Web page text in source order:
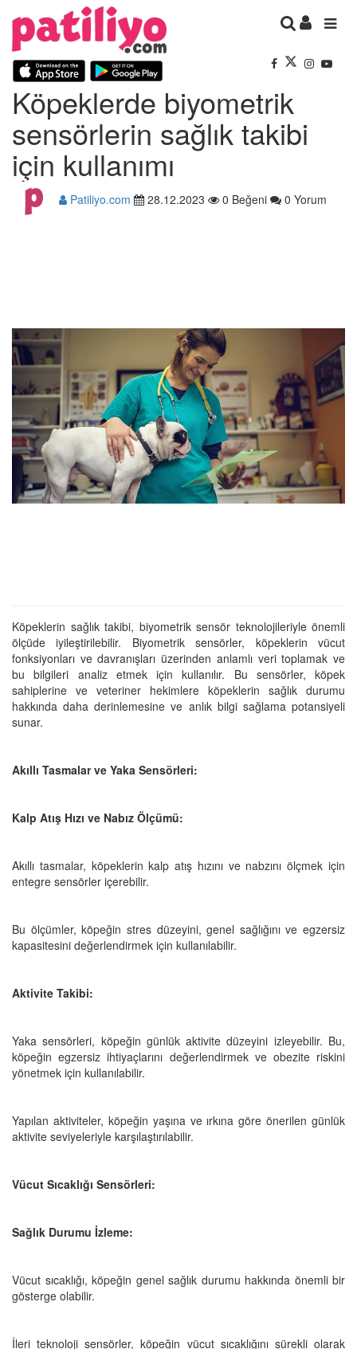
Köpeklerde biyometrik
sensörlerin sağlık takibi
için kullanımı
Patiliyo.com 28.12.2023 0 Beğeni 0 Yorum
Köpeklerin sağlık takibi, biyometrik sensör teknolojileriyle önemli
ölçüde iyileştirilebilir. Biyometrik sensörler, köpeklerin vücut
fonksiyonları ve davranışları üzerinden anlamlı veri toplamak ve
bu bilgileri analiz etmek için kullanılır. Bu sensörler, köpek
sahiplerine ve veteriner hekimlere köpeklerin sağlık durumu
hakkında daha derinlemesine ve anlık bilgi sağlama potansiyeli
sunar.
Akıllı Tasmalar ve Yaka Sensörleri:
Kalp Atış Hızı ve Nabız Ölçümü:
Akıllı tasmalar, köpeklerin kalp atış hızını ve nabzını ölçmek için
entegre sensörler içerebilir.
Bu ölçümler, köpeğin stres düzeyini, genel sağlığını ve egzersiz
kapasitesini değerlendirmek için kullanılabilir.
Aktivite Takibi:
Yaka sensörleri, köpeğin günlük aktivite düzeyini izleyebilir. Bu,
köpeğin egzersiz ihtiyaçlarını değerlendirmek ve obezite riskini
yönetmek için kullanılabilir.
Yapılan aktiviteler, köpeğin yaşına ve ırkına göre önerilen günlük
aktivite seviyeleriyle karşılaştırılabilir.
Vücut Sıcaklığı Sensörleri:
Sağlık Durumu İzleme:
Vücut sıcaklığı, köpeğin genel sağlık durumu hakkında önemli bir
gösterge olabilir.
İleri teknoloji sensörler, köpeğin vücut sıcaklığını sürekli olarak